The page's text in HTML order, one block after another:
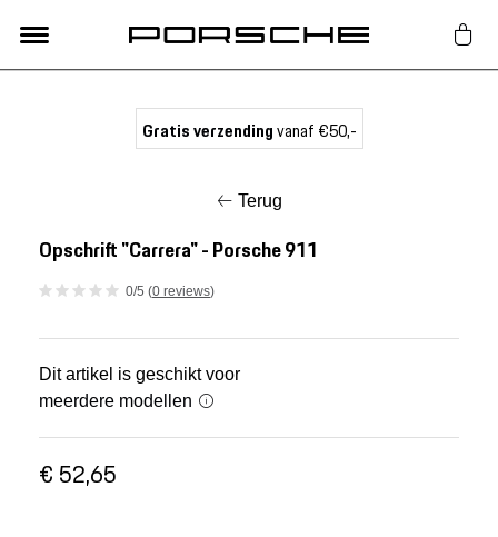
Nieuw
Acties
Porsche finder
Gratis verzendingvanaf €50,-
Terug
Opschrift "Carrera" - Porsche 911
0/5 (0 reviews)
Dit artikel is geschikt voor
meerdere modellen
€ 52,65